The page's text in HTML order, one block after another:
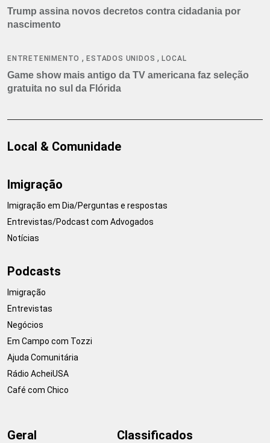
Trump assina novos decretos contra cidadania por
nascimento
ENTRETENIMENTO ,ESTADOS UNIDOS ,LOCAL
Game show mais antigo da TV americana faz seleção
gratuita no sul da Flórida
Local & Comunidade
Imigração
Imigração em Dia/Perguntas e respostas
Entrevistas/Podcast com Advogados
Notícias
Podcasts
Imigração
Entrevistas
Negócios
Em Campo com Tozzi
Ajuda Comunitária
Rádio AcheiUSA
Café com Chico
Geral Classificados